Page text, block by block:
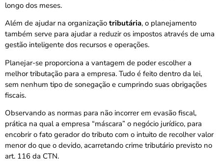
longo dos meses.
Além de ajudar na organização tributária, o planejamento
também serve para ajudar a reduzir os impostos através de uma
gestão inteligente dos recursos e operações.
Planejar-se proporciona a vantagem de poder escolher a
melhor tributação para a empresa. Tudo é feito dentro da lei,
sem nenhum tipo de sonegação e cumprindo suas obrigações
fiscais.
Observando as normas para não incorrer em evasão fiscal,
prática na qual a empresa “máscara” o negócio jurídico, para
encobrir o fato gerador do tributo com o intuito de recolher valor
menor do que o devido, acarretando crime tributário previsto no
art. 116 da CTN.